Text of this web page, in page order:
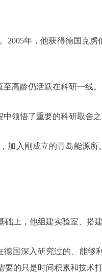
2005年，他获得德国克
高龄仍活跃在科研一线。
领悟了重要的科研取舍之
加入刚成立的青岛能源
上，他组建实验室、搭建
国深入研究过的、能够
的只是时间积累和技术打